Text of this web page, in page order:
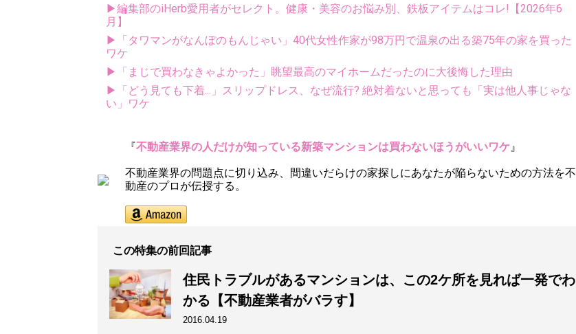
▶編集部のiHerb愛用者がセレクト。健康・美容のお悩み別、鉄板アイテムはコレ!【2026年6
月】
▶「タワマンがなんぼのもんじゃい」40代女性作家が98万円で温泉の出る築75年の家を買った
ワケ
▶「まじで買わなきゃよかった」眺望最高のマイホームだったのに大後悔した理由
▶「どう見ても下着...」スリップドレス、なぜ流行? 絶対着ないと思っても「実は他人事じゃな
い」ワケ
『不動産業界の人だけが知っている新築マンションは買わないほうがいいワケ 』
不動産業界の問題点に切り込み、間違いだらけの家探しにあなたが陥らないための方法を不
動産のプロが伝授する。
この特集の前回記事
住民トラブルがあるマンションは、この2ケ所を見れば一発でわ
かる【不動産業者がバラす】
2016.04.19